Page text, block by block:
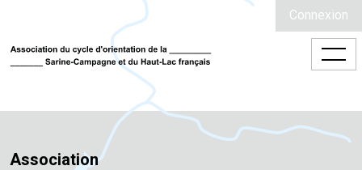
Connexion
Association